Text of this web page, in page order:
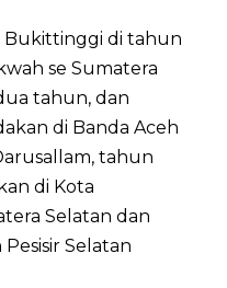
Bukittinggi di tahun
se Sumatera
tahun, dan
di Banda Aceh
tahun
di Kota
Selatan dan
Selatan